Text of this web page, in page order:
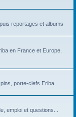
reportages et albums
en France et Europe,
porte-clefs Eriba...
emploi et questions...